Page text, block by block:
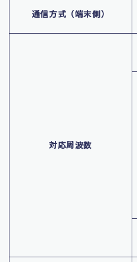
通信方式（端末側）
対応周波数